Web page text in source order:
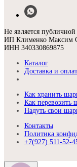
Не является публичной
ИП Клименко Максим
ИНН 340330869875
Каталог
Доставка и
Как хранить
Как перевозить
Надуть свои
Контакты
Политика
+7(927) 511-52-